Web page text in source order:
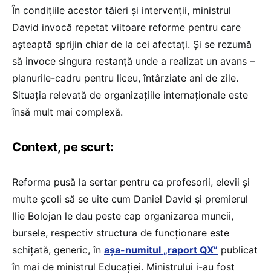
În condițiile acestor tăieri și intervenții, ministrul
David invocă repetat viitoare reforme pentru care
așteaptă sprijin chiar de la cei afectați. Și se rezumă
să invoce singura restanță unde a realizat un avans –
planurile-cadru pentru liceu, întârziate ani de zile.
Situația relevată de organizațiile internaționale este
însă mult mai complexă.
Context, pe scurt:
Reforma pusă la sertar pentru ca profesorii, elevii și
multe școli să se uite cum Daniel David și premierul
Ilie Bolojan le dau peste cap organizarea muncii,
bursele, respectiv structura de funcționare este
schițată, generic, în așa-numitul „raport QX” publicat
în mai de ministrul Educației. Ministrului i-au fost